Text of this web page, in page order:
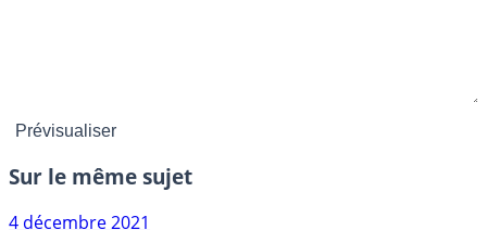
Sur le même sujet